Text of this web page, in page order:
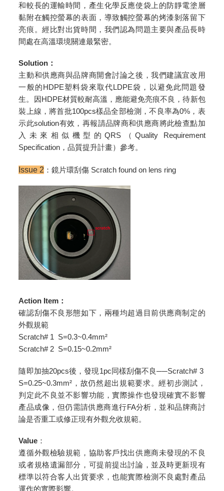
和較長的運輸時間，產生化學反應使袋上的防靜電塗層
黏附在觸控螢幕的表面，導致觸控螢幕的烤漆剝落留下
亮痕。經比對出貨時間，我們認為問題主要與產品長時
間處在高溫環境關連最緊密。
Solution：
主動和供應商與品牌商開會討論之後，我們建議宜改用
一般的HDPE塑料袋來取代LDPE袋，以避免此問題發
生。因HDPE材質較耐高溫，應能避免亮痕不良，待新包
裝上線，將首批100pcs樣品全部檢測，不良率為0%，表
示此solution有效，再報請品牌商和供應商將此檢查點加
入未來相似機型的QRS（Quality Requirement
Specification，品質提升計畫）參考。
Issue 2 ：鏡片環刮傷 Scratch found on lens ring
Action Item ：
確認刮傷不良形態如下，兩種均超過目前供應商制定的
外觀規範
Scratch# 1 S=0.3~0.4mm²
Scratch# 2 S=0.15~0.2mm²
隨即加抽20pcs後，發現1pc同樣刮傷不良──Scratch# 3
S=0.25~0.3mm²，故仍然超出規範要求。經初步測試，
判定此不良並不影響功能，實際操作也發現確實不影響
產品成像，但仍需請供應商進行FA分析，並和品牌商討
論是否重工或修正現有外觀允收規範。
Value ：
遵循外觀檢驗規範，協助客戶找出供應商未發現的不良
或者規格遺漏部分，可提前提出討論，並及時更新現有
標準以符合客人出貨要求，也能實際檢測不良處對產品
運作的實際影響。